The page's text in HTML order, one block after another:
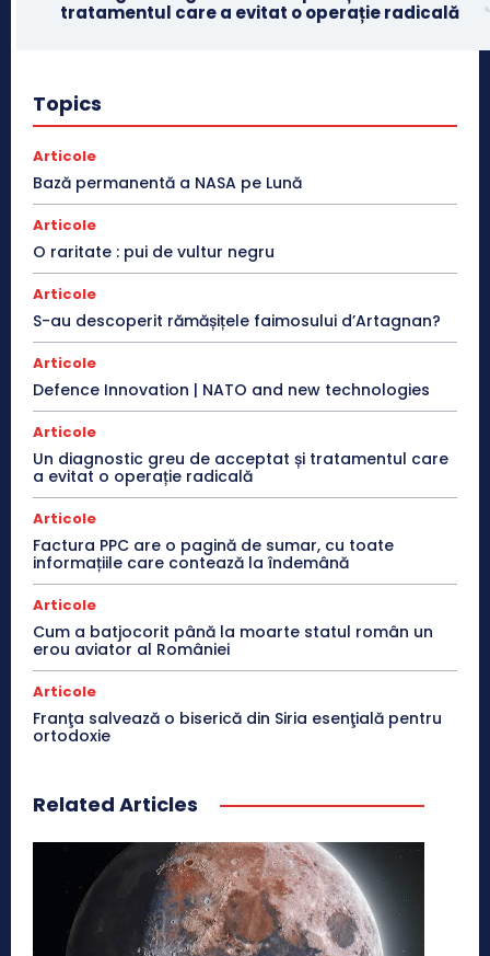
tratamentul care a evitat o operație radicală
Topics
Articole
Bază permanentă a NASA pe Lună
Articole
O raritate : pui de vultur negru
Articole
S-au descoperit rămășițele faimosului d’Artagnan?
Articole
Defence Innovation | NATO and new technologies
Articole
Un diagnostic greu de acceptat și tratamentul care
a evitat o operație radicală
Articole
Factura PPC are o pagină de sumar, cu toate
informațiile care contează la îndemână
Articole
Cum a batjocorit până la moarte statul român un
erou aviator al României
Articole
Franţa salvează o biserică din Siria esenţială pentru
ortodoxie
Related Articles